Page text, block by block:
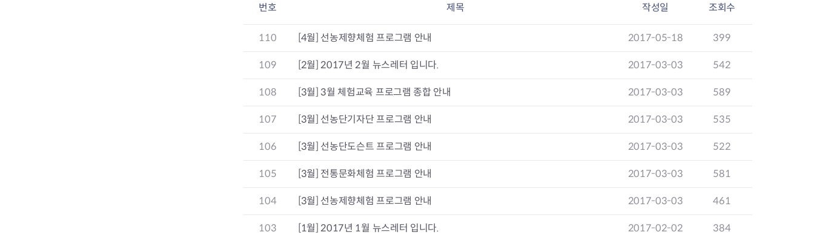
번호 제목 작성일 조회수
110 [4월] 선농제향체험 프로그램 안내 2017-05-18 399
109 [2월] 2017년 2월 뉴스레터 입니다. 2017-03-03 542
108 [3월] 3월 체험교육 프로그램 종합 안내 2017-03-03 589
107 [3월] 선농단기자단 프로그램 안내 2017-03-03 535
106 [3월] 선농단도슨트 프로그램 안내 2017-03-03 522
105 [3월] 전통문화체험 프로그램 안내 2017-03-03 581
104 [3월] 선농제향체험 프로그램 안내 2017-03-03 461
103 [1월] 2017년 1월 뉴스레터 입니다. 2017-02-02 384